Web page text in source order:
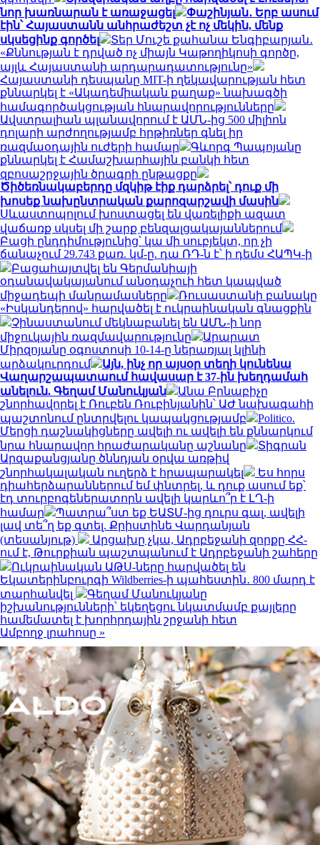
նոր խառնարան է առաջացել
Փաշինյան․ Երբ ասում
էին՝ Հայաստանն անհրաժեշտ չէ ոչ մեկին, մենք
սկսեցինք գործել
Տեր Մուշե քահանա Ենգիբարյան․
«Քննության է դրված ոչ միայն Կաթողիկոսի գործը,
այլև Հայաստանի արդարադատությունը»
Հայաստանի դեսպանը MIT-ի ղեկավարության հետ
քննարկել է «Ակադեմիական քաղաք» նախագծի
համագործակցության հնարավորությունները
Ավստրալիան պլանավորում է ԱՄՆ-ից 500 միլիոն
դոլարի արժողությամբ հրթիռներ գնել իր
ռազմաօդային ուժերի համար
Գևորգ Պապոյանը
քննարկել է Համաշխարհային բանկի հետ
զբոսաշրջային ծրագրի ընթացքը
Ծիծեռնակաբերդը մզկիթ էիք դարձրել՝ դուք մի
խոսեք նախընտրական քարոզարշավի մասին
Սևաստոպոլում խոստացել են վառելիքի ազատ
վաճառք սկսել մի շարք բենզալցակայաններում
Բացի ընդդիմությունից՝ կա մի սուբյեկտ, որ չի
ճանաչում 29.743 քառ. կմ-ը. դա ՌԴ-ն է՝ ի դեմս ՀԱՊԿ-ի
Բացահայտվել են Գերմանիայի
օդանավակայանում անօդաչուի հետ կապված
միջադեպի մանրամասները
Ռուսաստանի բանակը
«Իսկանդերով» հարվածել է ուկրաինական գնացքին
Չինաստանում մեկնաբանել են ԱՄՆ-ի նոր
միջուկային ռազմավարությունը
Արարատ
Միրզոյանը օգոստոսի 10-14-ը ներառյալ կլինի
արձակուրդում
Այն, ինչ որ այսօր տեղի կունենա
Վաղարշապատաում հավասար է 37-ին խեղդամահ
անելուն. Գեղամ Մանուկյան
Անա Բրնաբիչը
շնորհավորել է Ռուբեն Ռուբինյանին՝ ԱԺ նախագահի
պաշտոնում ընտրվելու կապակցությամբ
Politico.
Մերցի դաշնակիցները ավելի ու ավելի են քննարկում
նրա հնարավոր հրաժարականը աշնանը
Տիգրան
Արզաքանցյանը ծննդյան օրվա առթիվ
շնորհակալական ուղերձ է հրապարակել
Ես հորս
դիահերձարաններում եմ փնտրել, և դուք ասում եք՝
էդ տուրբոգեներատորն ավելի կարևո՞ր է ԼՂ-ի
համար
Պատրա՞ստ եք ԵԱՏՄ-ից դուրս գալ, ավելի
լավ տե՞ղ եք գտել. Քրիստինե Վարդանյան
(տեսանյութ)
Արցախը չկա, Ադրբեջանի զորքը ՀՀ-
ում է, Թուրքիան պաշտպանում է Ադրբեջանի շահերը
Ուկրաինական ԱԹՍ-ները հարվածել են
Եկատերինբուրգի Wildberries-ի պահեստին․ 800 մարդ է
տարհանվել
Գեղամ Մանուկյանը
իշխանությունների՝ եկեղեցու նկատմամբ քայլերը
համեմատել է խորհրդային շրջանի հետ
Ամբողջ լրահոսը »